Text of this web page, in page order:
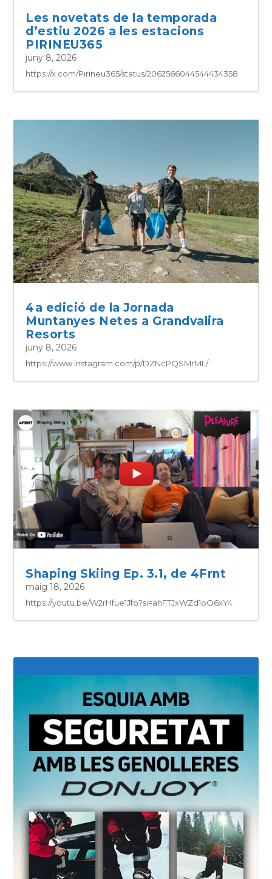
Les novetats de la temporada
d’estiu 2026 a les estacions
PIRINEU365
juny 8, 2026
https://x.com/Pirineu365/status/2062566044544434358
4a edició de la Jornada
Muntanyes Netes a Grandvalira
Resorts
juny 8, 2026
https://www.instagram.com/p/DZNcPQSMrML/
Shaping Skiing Ep. 3.1, de 4Frnt
maig 18, 2026
https://youtu.be/W2rHfue1Jfo?si=ahFTJxWZd1oO6xY4